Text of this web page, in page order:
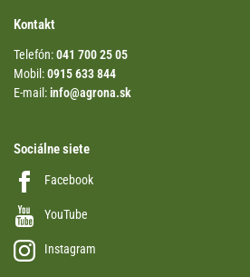
Kontakt
Telefón:041 700 25 05
Mobil:0915 633 844
E-mail:info@agrona.sk
Sociálne siete
Facebook
YouTube
Instagram